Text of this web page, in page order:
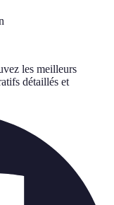
les meilleurs
détaillés et